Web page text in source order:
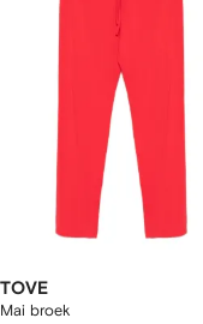
TOVE
Mai broek